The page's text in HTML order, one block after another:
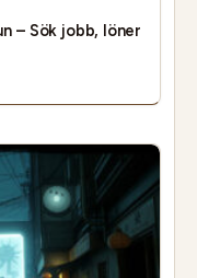
– Sök jobb, löner